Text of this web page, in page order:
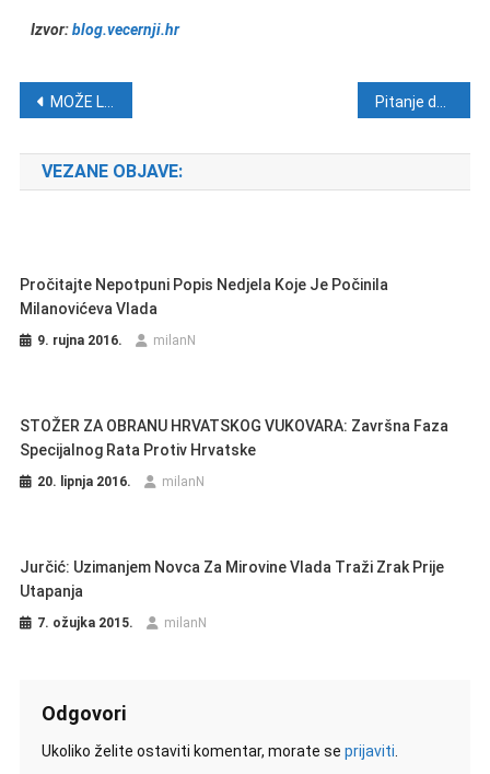
Izvor:blog.vecernji.hr
Navigacija objava
MOŽE LI GORE OD OVOGA? Suci Islamske države izdali usmeno naređenje da se pobiju djeca s Downovim sindromom
VEZANE OBJAVE:
Pročitajte Nepotpuni Popis Nedjela Koje Je Počinila
Milanovićeva Vlada
9. rujna 2016. milanN
STOŽER ZA OBRANU HRVATSKOG VUKOVARA: Završna Faza
Specijalnog Rata Protiv Hrvatske
20. lipnja 2016. milanN
Jurčić: Uzimanjem Novca Za Mirovine Vlada Traži Zrak Prije
Utapanja
7. ožujka 2015. milanN
Odgovori
Ukoliko želite ostaviti komentar, morate se prijaviti